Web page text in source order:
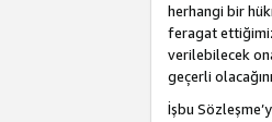
herhangi bir
feragat
verilebilecek
geçerli
İşbu